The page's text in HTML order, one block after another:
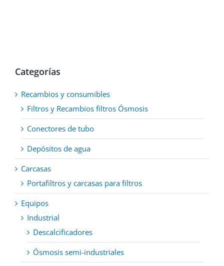
Categorías
Recambios y consumibles
Filtros y Recambios filtros Ósmosis
Conectores de tubo
Depósitos de agua
Carcasas
Portafiltros y carcasas para filtros
Equipos
Industrial
Descalcificadores
Ósmosis semi-industriales